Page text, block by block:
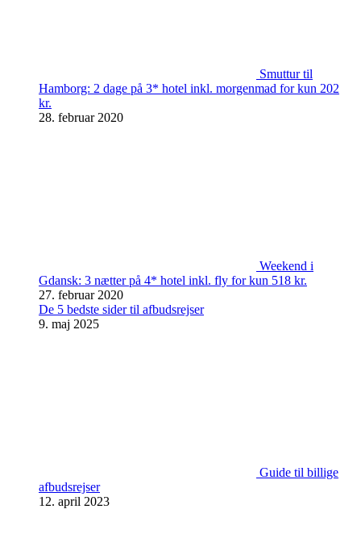
Smuttur til
Hamborg: 2 dage på 3* hotel inkl. morgenmad for kun 202
kr.
28. februar 2020
Weekend i
Gdansk: 3 nætter på 4* hotel inkl. fly for kun 518 kr.
27. februar 2020
De 5 bedste sider til afbudsrejser
9. maj 2025
Guide til billige
afbudsrejser
12. april 2023